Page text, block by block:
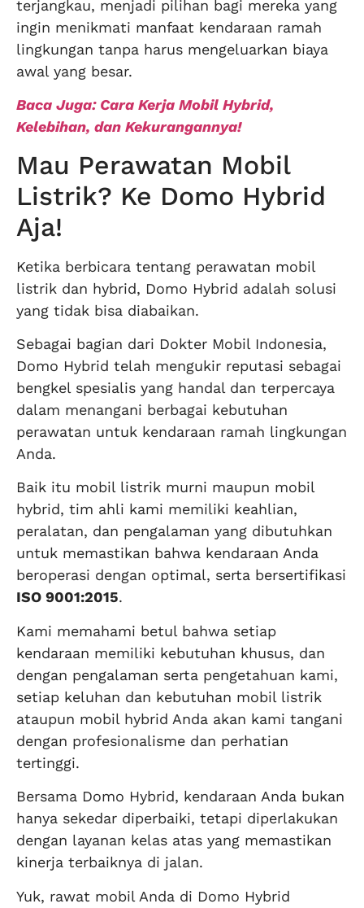
terjangkau, menjadi pilihan bagi mereka yang
ingin menikmati manfaat kendaraan ramah
lingkungan tanpa harus mengeluarkan biaya
awal yang besar.
Baca Juga: Cara Kerja Mobil Hybrid,
Kelebihan, dan Kekurangannya!
Mau Perawatan Mobil
Listrik? Ke Domo Hybrid
Aja!
Ketika berbicara tentang perawatan mobil
listrik dan hybrid, Domo Hybrid adalah solusi
yang tidak bisa diabaikan.
Sebagai bagian dari Dokter Mobil Indonesia,
Domo Hybrid telah mengukir reputasi sebagai
bengkel spesialis yang handal dan terpercaya
dalam menangani berbagai kebutuhan
perawatan untuk kendaraan ramah lingkungan
Anda.
Baik itu mobil listrik murni maupun mobil
hybrid, tim ahli kami memiliki keahlian,
peralatan, dan pengalaman yang dibutuhkan
untuk memastikan bahwa kendaraan Anda
beroperasi dengan optimal, serta bersertifikasi
ISO 9001:2015.
Kami memahami betul bahwa setiap
kendaraan memiliki kebutuhan khusus, dan
dengan pengalaman serta pengetahuan kami,
setiap keluhan dan kebutuhan mobil listrik
ataupun mobil hybrid Anda akan kami tangani
dengan profesionalisme dan perhatian
tertinggi.
Bersama Domo Hybrid, kendaraan Anda bukan
hanya sekedar diperbaiki, tetapi diperlakukan
dengan layanan kelas atas yang memastikan
kinerja terbaiknya di jalan.
Yuk, rawat mobil Anda di Domo Hybrid